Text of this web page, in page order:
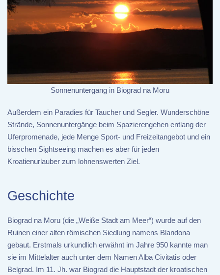
Sonnenuntergang in Biograd na Moru
Außerdem ein Paradies für Taucher und Segler. Wunderschöne
Strände, Sonnenuntergänge beim Spazierengehen entlang der
Uferpromenade, jede Menge Sport- und Freizeitangebot und ein
bisschen Sightseeing machen es aber für jeden
Kroatienurlauber zum lohnenswerten Ziel.
Geschichte
Biograd na Moru (die „Weiße Stadt am Meer“) wurde auf den
Ruinen einer alten römischen Siedlung namens Blandona
gebaut. Erstmals urkundlich erwähnt im Jahre 950 kannte man
sie im Mittelalter auch unter dem Namen Alba Civitatis oder
Belgrad. Im 11. Jh. war Biograd die Hauptstadt der kroatischen